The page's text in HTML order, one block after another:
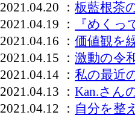
2021.04.20 ： 板藍根茶
2021.04.19 ：
『めくっ
2021.04.16 ： 価値観を
2021.04.15 ： 激動の令
2021.04.14 ： 私の最近
2021.04.13 ： Kan.さん
2021.04.12 ： 自分を整